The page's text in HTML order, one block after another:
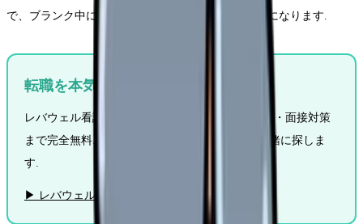
で、ブランク中に研修・資格取得をしておくと有利になります.
転職を本気で考えるなら無料相談
レバウェル看護は条件交渉代行・非公開求人紹介・面接対策
まで完全無料. 看護師の希望条件に合う職場を一緒に探しま
す.
▶ レバウェル看護に無料相談する